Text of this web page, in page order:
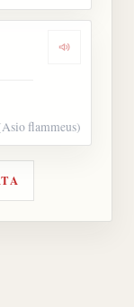
Dengarkan
flammeus)